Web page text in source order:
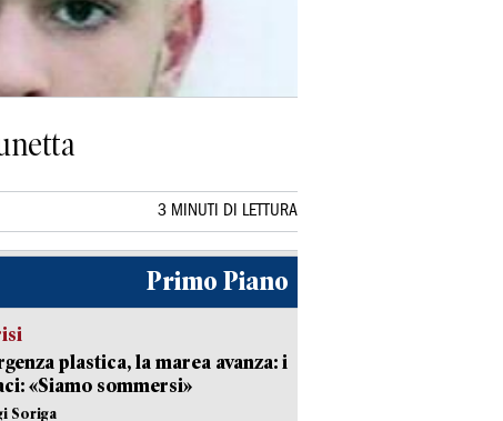
3 MINUTI DI LETTURA
Primo Piano
plastica, la marea avanza: i
«Siamo sommersi»
Soriga